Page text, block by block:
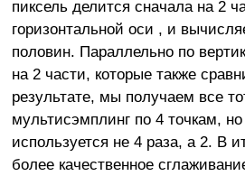
пиксель делится сначала на 2
горизонтальной оси , и
половин. Параллельно по
на 2 части, которые также
результате, мы получаем все
мультисэмплинг по 4 точкам,
используется не 4 раза, а 2. В
более качественное